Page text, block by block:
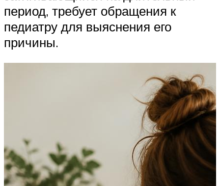
период, требует обращения к
педиатру для выяснения его
причины.